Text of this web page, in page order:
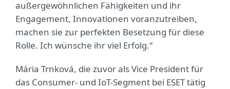
außergewöhnlichen Fähigkeiten und ihr
Engagement, Innovationen voranzutreiben,
machen sie zur perfekten Besetzung für diese
Rolle. Ich wünsche ihr viel Erfolg.“
Mária Trnková, die zuvor als Vice President für
das Consumer- und IoT-Segment bei ESET tätig